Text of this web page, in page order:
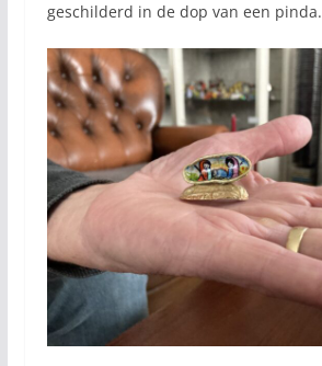
geschilderd in de dop van een pinda.